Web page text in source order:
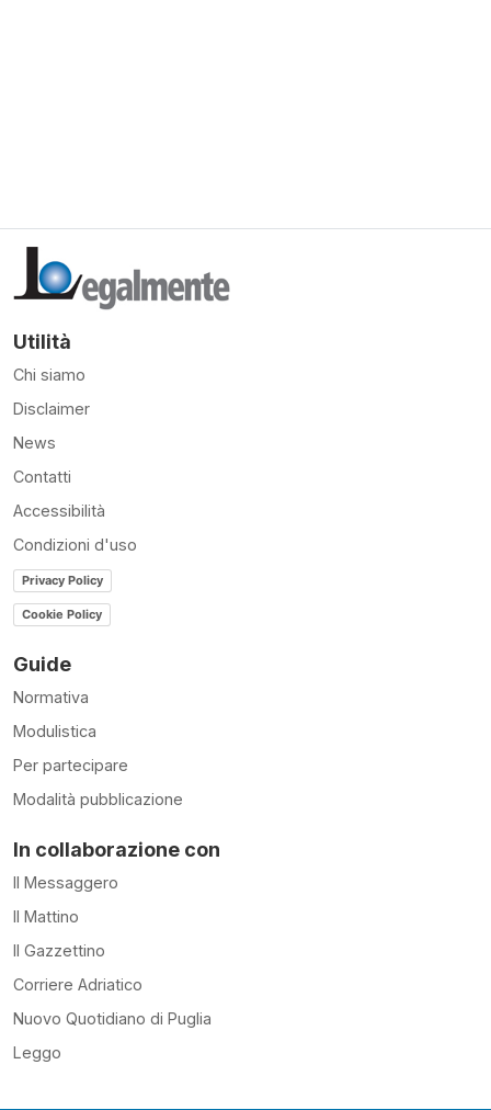
Utilità
Chi siamo
Disclaimer
News
Contatti
Accessibilità
Condizioni d'uso
Privacy Policy
Cookie Policy
Guide
Normativa
Modulistica
Per partecipare
Modalità pubblicazione
In collaborazione con
Il Messaggero
Il Mattino
Il Gazzettino
Corriere Adriatico
Nuovo Quotidiano di Puglia
Leggo